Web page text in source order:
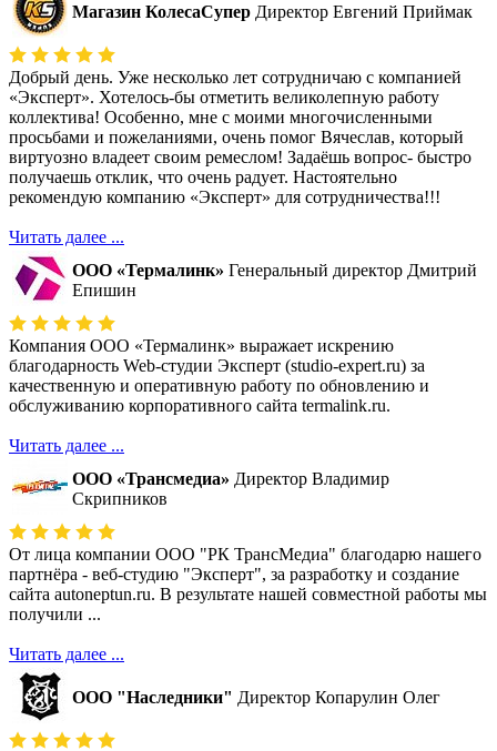
Магазин КолесаСупер Директор ​Евгений Приймак
Добрый день. Уже несколько лет сотрудничаю с компанией
«Эксперт». Хотелось-бы отметить великолепную работу
коллектива! Особенно, мне с моими многочисленными
просьбами и пожеланиями, очень помог Вячеслав, который
виртуозно владеет своим ремеслом! Задаёшь вопрос- быстро
получаешь отклик, что очень радует. Настоятельно
рекомендую компанию «Эксперт» для сотрудничества!!!
Читать далее ...
ООО «Термалинк» Генеральный директор Дмитрий
Епишин
Компания ООО «Термалинк» выражает искрению
благодарность Web-студии Эксперт (studio-expert.ru) за
качественную и оперативную работу по обновлению и
обслуживанию корпоративного сайта termalink.ru.
Читать далее ...
ООО «Трансмедиа» Директор Владимир
Скрипников
От лица компании ООО "РК ТрансМедиа" благодарю нашего
партнёра - веб-студию "Эксперт", за разработку и создание
сайта autoneptun.ru. В результате нашей совместной работы мы
получили ...
Читать далее ...
ООО "Наследники" Директор Копарулин Олег